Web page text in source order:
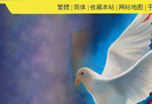
繁體 简体 收藏本站 网站地图